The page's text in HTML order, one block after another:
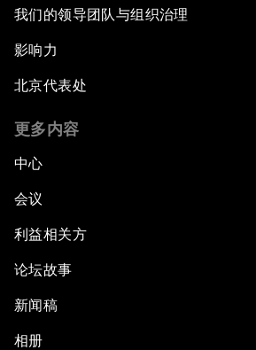
我们的领导团队与组织治理
影响力
北京代表处
更多内容
中心
会议
利益相关方
论坛故事
新闻稿
相册